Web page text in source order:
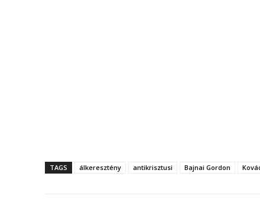
TAGS álkeresztény antikrisztusi Bajnai Gordon